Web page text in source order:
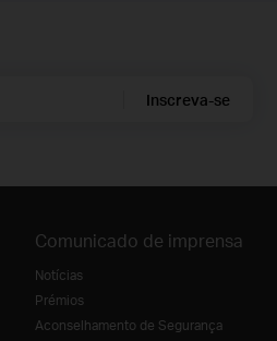
Inscreva-se
Comunicado de imprensa
Notícias
Prémios
Aconselhamento de Segurança